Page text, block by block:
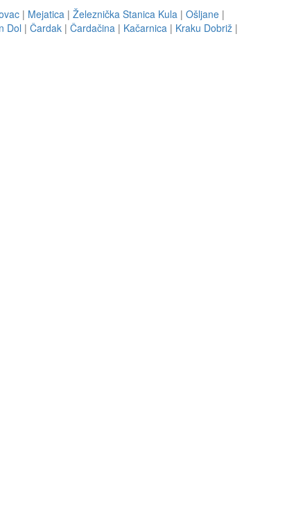
| Mejatica | Železnička Stanica Kula | Ošljane |
Dol | Čardak | Čardačina | Kačarnica | Kraku Dobriž |